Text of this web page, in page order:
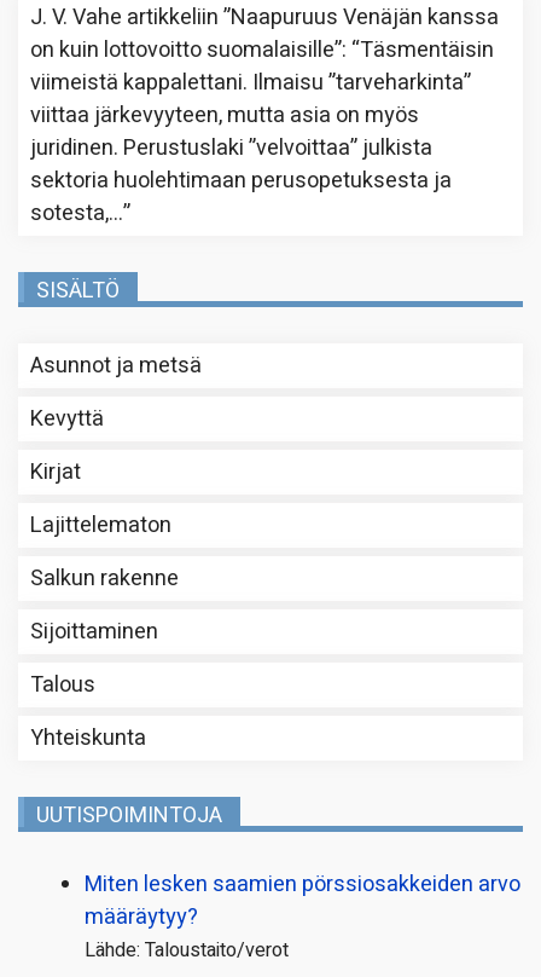
J. V. Vahe artikkeliin”Naapuruus Venäjän kanssa
on kuin lottovoitto suomalaisille”: “Täsmentäisin
viimeistä kappalettani. Ilmaisu ”tarveharkinta”
viittaa järkevyyteen, mutta asia on myös
juridinen. Perustuslaki ”velvoittaa” julkista
sektoria huolehtimaan perusopetuksesta ja
sotesta,…”
SISÄLTÖ
Asunnot ja metsä
Kevyttä
Kirjat
Lajittelematon
Salkun rakenne
Sijoittaminen
Talous
Yhteiskunta
UUTISPOIMINTOJA
Miten lesken saamien pörssi­osakkeiden arvo
määräytyy?
Lähde: Taloustaito/verot